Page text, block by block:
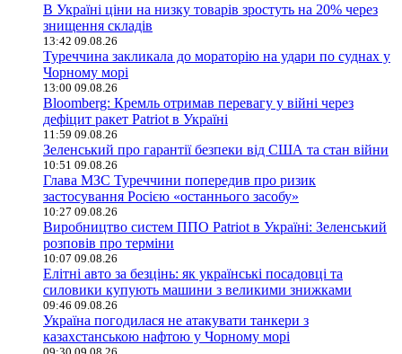
В Україні ціни на низку товарів зростуть на 20% через
знищення складів
13:42 09.08.26
Туреччина закликала до мораторію на удари по суднах у
Чорному морі
13:00 09.08.26
Bloomberg: Кремль отримав перевагу у війні через
дефіцит ракет Patriot в Україні
11:59 09.08.26
Зеленський про гарантії безпеки від США та стан війни
10:51 09.08.26
Глава МЗС Туреччини попередив про ризик
застосування Росією «останнього засобу»
10:27 09.08.26
Виробництво систем ППО Patriot в Україні: Зеленський
розповів про терміни
10:07 09.08.26
Елітні авто за безцінь: як українські посадовці та
силовики купують машини з великими знижками
09:46 09.08.26
Україна погодилася не атакувати танкери з
казахстанською нафтою у Чорному морі